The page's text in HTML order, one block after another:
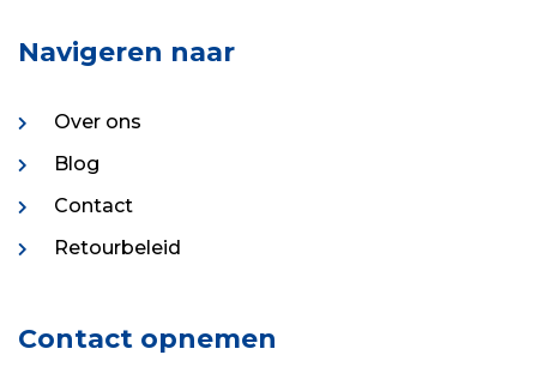
Navigeren naar
Over ons
Blog
Contact
Retourbeleid
Contact opnemen